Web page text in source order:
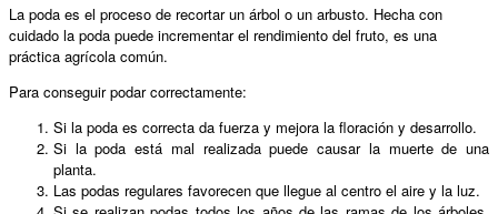
La poda es el proceso de recortar un árbol o un arbusto. Hecha con
cuidado la poda puede incrementar el rendimiento del fruto, es una
práctica agrícola común.
Para conseguir podar correctamente:
Si la poda es correcta da fuerza y mejora la floración y desarrollo.
Si la poda está mal realizada puede causar la muerte de una
planta.
Las podas regulares favorecen que llegue al centro el aire y la luz.